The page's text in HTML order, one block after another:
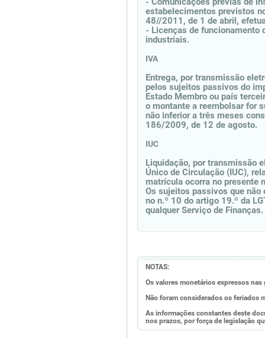
estabelecimentos previstos
48//2011, de 1 de abril,
- Licenças de funcionamento
industriais.
IVA
Entrega, por transmissão
pelos sujeitos passivos do
Estado Membro ou país
o montante a reembolsar for
não inferior a três meses
186/2009, de 12 de agosto.
IUC
Liquidação, por transmissão
Único de Circulação (IUC),
matrícula ocorra no presente
Os sujeitos passivos que
no n.º 10 do artigo 19.º da
qualquer Serviço de Finanças.
NOTAS:
Os valores monetários expressos
Não foram considerados os feriados
As informações constantes deste
nos prazos, por força de legislação